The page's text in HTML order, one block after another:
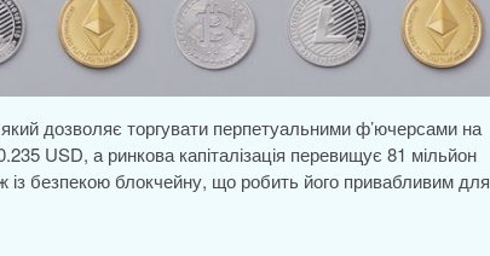
дозволяє торгувати перпетуальними ф’ючерсами на
USD, а ринкова капіталізація перевищує 81 мільйон
безпекою блокчейну, що робить його привабливим для